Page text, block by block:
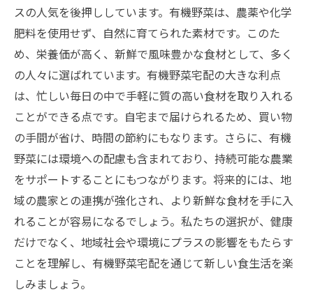
未来の食卓に向けて：持続可能で健康的な食環
境の実現
スの人気を後押ししています。有機野菜は、農薬や化学
肥料を使用せず、自然に育てられた素材です。このた
め、栄養価が高く、新鮮で風味豊かな食材として、多く
の人々に選ばれています。有機野菜宅配の大きな利点
は、忙しい毎日の中で手軽に質の高い食材を取り入れる
ことができる点です。自宅まで届けられるため、買い物
の手間が省け、時間の節約にもなります。さらに、有機
野菜には環境への配慮も含まれており、持続可能な農業
をサポートすることにもつながります。将来的には、地
域の農家との連携が強化され、より新鮮な食材を手に入
れることが容易になるでしょう。私たちの選択が、健康
だけでなく、地域社会や環境にプラスの影響をもたらす
ことを理解し、有機野菜宅配を通じて新しい食生活を楽
しみましょう。